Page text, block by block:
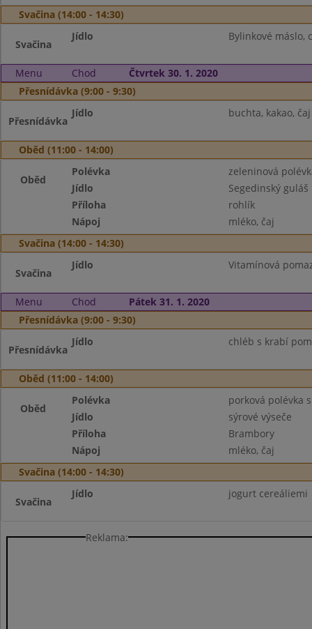
Svačina (14:00 - 14:30)
Svačina
Jídlo Bylinkové máslo,
Menu Chod
Čtvrtek 30. 1. 2020
Přesnídávka (9:00 - 9:30)
Přesnídávka
Jídlo buchta, kakao, čaj
Oběd (11:00 - 14:00)
Oběd
Polévka
zeleninová
Jídlo
Segedinský guláš
Příloha
rohlík
Nápoj
mléko, čaj
Svačina (14:00 - 14:30)
Svačina
Jídlo Vitamínová
Menu Chod
Pátek 31. 1. 2020
Přesnídávka (9:00 - 9:30)
Přesnídávka
Jídlo chléb s krabí
Oběd (11:00 - 14:00)
Oběd
Polévka
porková polévka
Jídlo
sýrové výseče
Příloha
Brambory
Nápoj
mléko, čaj
Svačina (14:00 - 14:30)
Svačina
Jídlo jogurt cereáliemi
Reklama: